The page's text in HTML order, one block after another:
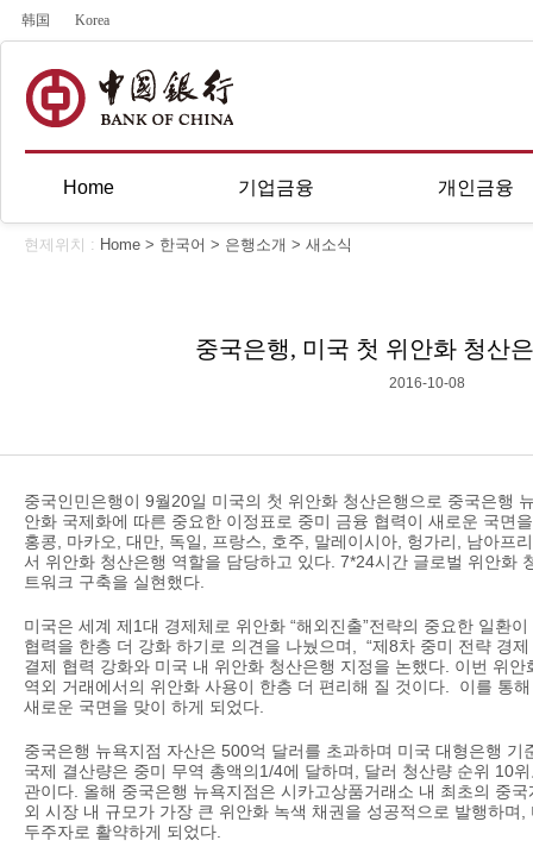
韩国 Korea
Home 기업금융 개인금융
현제위치 : Home > 한국어 > 은행소개 > 새소식
중국은행, 미국 첫 위안화 청산
2016-10-08
중국인민은행이 9월20일 미국의 첫 위안화 청산은행으로 중국은행
안화 국제화에 따른 중요한 이정표로 중미 금융 협력이 새로운 국면
홍콩, 마카오, 대만, 독일, 프랑스, 호주, 말레이시아, 헝가리, 남아프
서 위안화 청산은행 역할을 담당하고 있다. 7*24시간 글로벌 위안화
트워크 구축을 실현했다.
미국은 세계 제1대 경제체로 위안화 “해외진출”전략의 중요한 일환
협력을 한층 더 강화 하기로 의견을 나눴으며, “제8차 중미 전략 경
결제 협력 강화와 미국 내 위안화 청산은행 지정을 논했다. 이번 위
역외 거래에서의 위안화 사용이 한층 더 편리해 질 것이다. 이를 통
새로운 국면을 맞이 하게 되었다.
중국은행 뉴욕지점 자산은 500억 달러를 초과하며 미국 대형은행
국제 결산량은 중미 무역 총액의1/4에 달하며, 달러 청산량 순위 10
관이다. 올해 중국은행 뉴욕지점은 시카고상품거래소 내 최초의 중
외 시장 내 규모가 가장 큰 위안화 녹색 채권을 성공적으로 발행하며
두주자로 활약하게 되었다.